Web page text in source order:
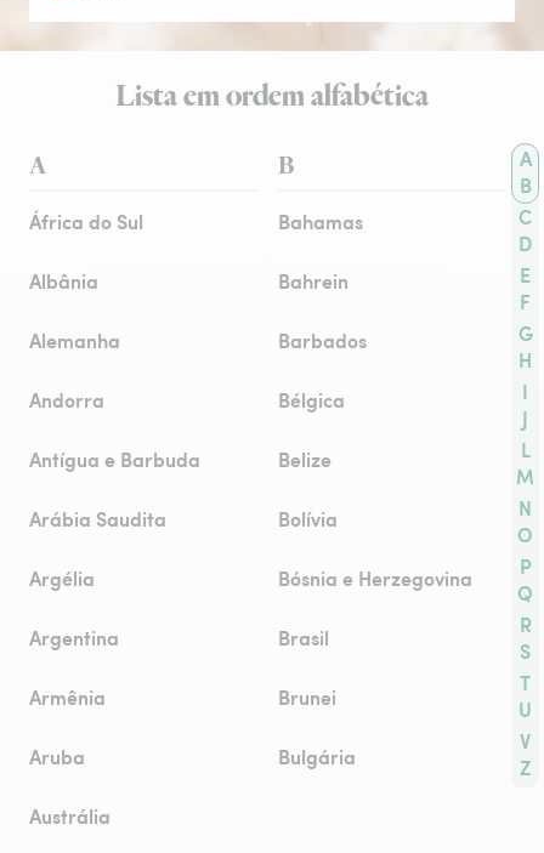
Lista em ordem alfabética
A
B
C
D
E
F
G
H
I
J
L
M
N
O
P
Q
R
S
T
U
V
Z
A
África do Sul
Albânia
Alemanha
Andorra
Antígua e Barbuda
Arábia Saudita
Argélia
Argentina
Armênia
Aruba
Austrália
B
Bahamas
Bahrein
Barbados
Bélgica
Belize
Bolívia
Bósnia e Herzegovina
Brasil
Brunei
Bulgária